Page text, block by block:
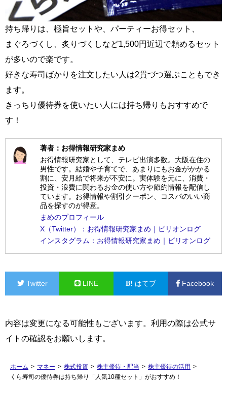
持ち帰りは、極旨セットや、パーティーお得セット、
まぐろづくし、炙りづくしなど1,500円近辺で頼めるセット
が多いので楽です。
好きな寿司ばかりを注文したい人は2貫づつ選ぶこともでき
ます。
きっちり優待券を使いたい人には持ち帰りもおすすめで
す！
著者：お得情報研究家まめ
お得情報研究家として、テレビ出演多数。大阪在住の
男性です。結婚や子育てで、あまりにもお金がかかる
割に、安月給で将来が不安に。実体験を元に、消費・
投資・浪費に関わるお金の使い方や節約情報を配信し
ています。お得情報や割引クーポン、コスパのいい商
品を探すのが得意。
まめのプロフィール
X（Twitter）：お得情報研究家まめ｜ビリオンログ
インスタグラム：お得情報研究家まめ｜ビリオンログ
Twitter LINE はてブ Facebook
内容は変更になる可能性もございます。利用の際は公式サ
イトの確認をお願いします。
ホーム > マネー > 株式投資 > 株主優待・配当 > 株主優待の活用 >
くら寿司の優待券は持ち帰り「人気10種セット」がおすすめ！